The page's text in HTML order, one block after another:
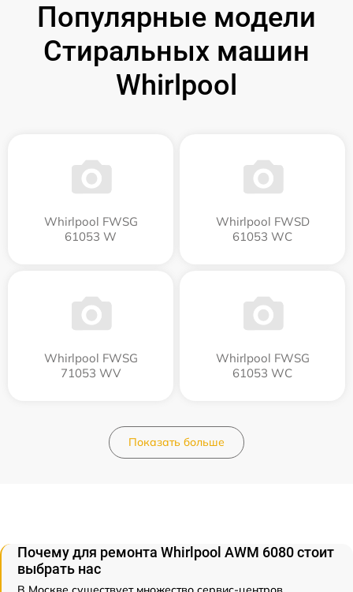
Популярные модели
Стиральных машин
Whirlpool
Whirlpool FWSG
61053 W
Whirlpool FWSD
61053 WC
Whirlpool FWSG
71053 WV
Whirlpool FWSG
61053 WC
Показать больше
Почему для ремонта Whirlpool AWM 6080 стоит
выбрать нас